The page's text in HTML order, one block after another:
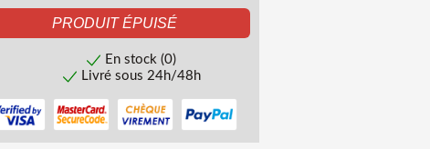
En stock (0)
Livré sous 24h/48h